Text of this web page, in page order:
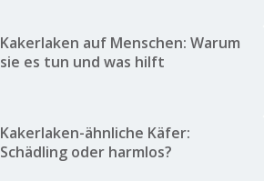
Kakerlaken auf Menschen: Warum
sie es tun und was hilft
Kakerlaken-ähnliche Käfer:
Schädling oder harmlos?